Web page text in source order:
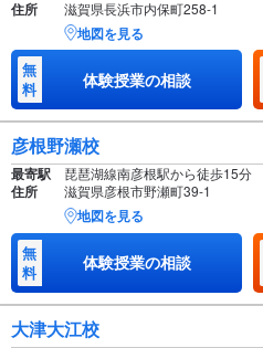
住所 滋賀県長浜市内保町258-1
地図を見る
無
料
体験授業の相談
彦根野瀬校
最寄駅 琵琶湖線南彦根駅から徒歩15分
住所 滋賀県彦根市野瀬町39-1
地図を見る
無
料
体験授業の相談
大津大江校